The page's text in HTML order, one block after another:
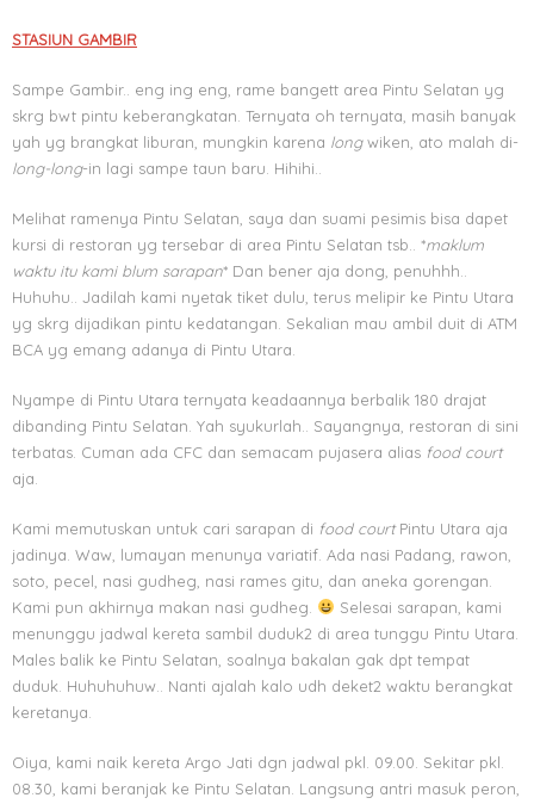
STASIUN GAMBIR
Sampe Gambir.. eng ing eng, rame bangett area Pintu Selatan yg
skrg bwt pintu keberangkatan. Ternyata oh ternyata, masih banyak
yah yg brangkat liburan, mungkin karena longwiken, ato malah di-
long-long-in lagi sampe taun baru. Hihihi..
Melihat ramenya Pintu Selatan, saya dan suami pesimis bisa dapet
kursi di restoran yg tersebar di area Pintu Selatan tsb.. *maklum
waktu itu kami blum sarapan* Dan bener aja dong, penuhhh..
Huhuhu.. Jadilah kami nyetak tiket dulu, terus melipir ke Pintu Utara
yg skrg dijadikan pintu kedatangan. Sekalian mau ambil duit di ATM
BCA yg emang adanya di Pintu Utara.
Nyampe di Pintu Utara ternyata keadaannya berbalik 180 drajat
dibanding Pintu Selatan. Yah syukurlah.. Sayangnya, restoran di sini
terbatas. Cuman ada CFC dan semacam pujasera alias food court
aja.
Kami memutuskan untuk cari sarapan di food courtPintu Utara aja
jadinya. Waw, lumayan menunya variatif. Ada nasi Padang, rawon,
soto, pecel, nasi gudheg, nasi rames gitu, dan aneka gorengan.
Kami pun akhirnya makan nasi gudheg.
Selesai sarapan, kami
menunggu jadwal kereta sambil duduk2 di area tunggu Pintu Utara.
Males balik ke Pintu Selatan, soalnya bakalan gak dpt tempat
duduk. Huhuhuhuw.. Nanti ajalah kalo udh deket2 waktu berangkat
keretanya.
Oiya, kami naik kereta Argo Jati dgn jadwal pkl. 09.00. Sekitar pkl.
08.30, kami beranjak ke Pintu Selatan. Langsung antri masuk peron,